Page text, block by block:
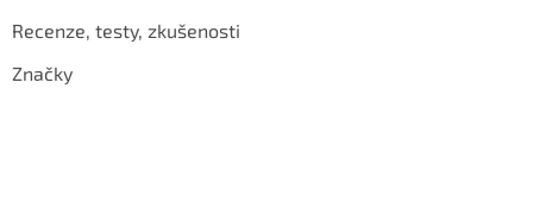
Recenze, testy, zkušenosti
Značky